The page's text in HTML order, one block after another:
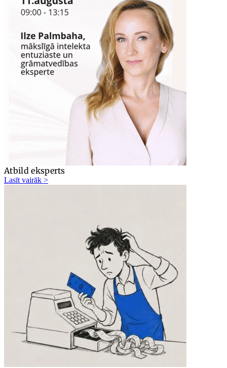
Atbild eksperts
Lasīt vairāk >